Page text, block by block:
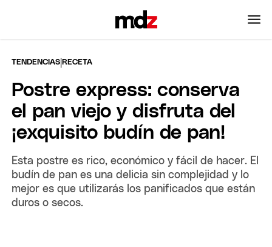
TENDENCIAS |RECETA
Postre express: conserva
el pan viejo y disfruta del
¡exquisito budín de pan!
Esta postre es rico, económico y fácil de hacer. El
budín de pan es una delicia sin complejidad y lo
mejor es que utilizarás los panificados que están
duros o secos.